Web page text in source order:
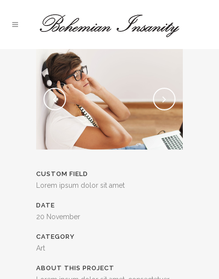
CUSTOM FIELD
Lorem ipsum dolor sit amet
DATE
20 November
CATEGORY
Art
ABOUT THIS PROJECT